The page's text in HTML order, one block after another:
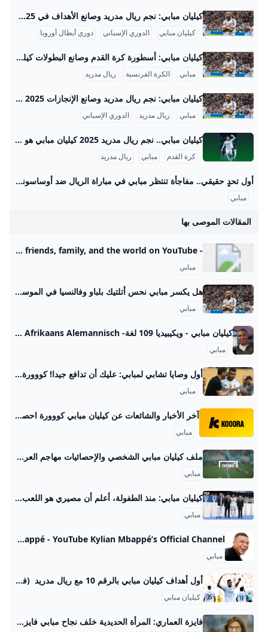
كيليان مبابي: نجم ريال مدريد وصانع الأهداف في 2025 كيليان مبابي هو أحد أبرز نجوم كرة القدم في العالم، ويعتبر من اللاعبين القلة الذين جمعوا بين المهارة الفائقة والإنجازات الكبيرة في مسيرة قصيرة تبلغ حوالي عقد من الزمن. بدأت مسيرة مبابي الاحترافية مع نادي موناكو الفرنسي حيث لفت الأنظار بموهبته الفريدة وسرعته العالية، ونجح مع الفريق في الفوز بلقب الدوري الفرنسي موسم 2016-2017، وكان ذلك بداية مشواره في الفوز بالألقاب الكبيرة. بعد انتقاله إلى نادي باريس سان جيرمان في 2017، أصبح حجر الزاوية في خط هجوم الفريق، حيث فاز معه بستة ألقاب في الدوري الفرنسي، بالإضافة إلى تحقيقه أربع كؤوس فرنسا، وخمس كؤوس السوبر الفرنسي، واثنين من كؤوس الدوري الفرنسي.
كيليان مبابي الدوري الإسباني دوري أبطال أوروبا
كيليان مبابي: أسطورة كرة القدم وصانع البطولات كيليان مبابي هو أحد أبرز نجوم كرة القدم في العصر الحالي، وقد حظي بمسيرة حافلة بالإنجازات الفردية والجماعية التي تميزه عن كثير من لاعبي جيله. ولد في باريس عام 1998، وبدأ مسيرته الاحترافية مع نادي موناكو الفرنسي حيث برز كواحد من أفضل المواهب الشابة في أوروبا، ثم انتقل إلى باريس سان جيرمان الذي كان محطة فارقة في مسيرته، ليواصل تألقه ويحقق مع النادي العديد من الألقاب المحلية والقارية. في يونيو 2024، انضم إلى ريال مدريد، بطل أوروبا، ليبدأ تحدياً جديداً في الليغا الإسبانية.
مبابي الكرة الفرنسية ريال مدريد
كيليان مبابي: نجم ريال مدريد وصانع الإنجازات 2025 كيليان مبابي هو نجم كرة قدم فرنسي يُعتبر من بين أبرز المواهب في العالم الحديث، وُلد في 20 ديسمبر 1998 في منطقة بوندي بضاحية باريس. ينحدر مبابي من عائلة رياضية؛ والده من الكاميرون ويعمل مدرب كرة قدم، ووالدته جزائرية تحمل خلفية رياضية أيضًا. بدأت موهبته في كرة القدم بالظهور منذ طفولته في نادي بوندي، ثم انتقل إلى أكاديمية كليرفونتين الشهيرة التي أخرجت العديد من نجوم كرة القدم. في بداية مسيرته، لم يلعب مع أقرانه في سنه، بل كان يتدرب ويلعب مع الأكبر منه لاعبين مما ساعده على تطور مهاراته بشكل متسارع.
مبابي ريال مدريد الدوري الإسباني
كيليان مبابي.. نجم ريال مدريد 2025 كيليان مبابي هو نجم كرة القدم الفرنسي ولاعب فريق ريال مدريد، وُلد في 20 ديسمبر 1998. يُعتبر مبابي من أبرز وأسرع اللاعبين في العالم، وحقق نجاحات كبيرة في مسيرته الكروية، حيث يُعرف بمهاراته الفائقة في المراوغة والتسديد والسرعة، وقد ساهم بشكل كبير في العديد من البطولات على المستوى الوطني والدولي. كما يُعتبر واحدًا من أصغر اللاعبين الذين سجلوا في نهائيات كأس العالم وحققوا لقب البطولة مع منتخب فرنسا. في عام 2025 تعرض مبابي لوعكة صحية حادة نتيجة إصابته بالتهاب المعدة والأمعاء الحاد، المعروف باسم التهاب المعدة (gastroenteritis)، مما أدى إلى دخوله المستشفى لفترة قصيرة.
كرة القدم مبابي ريال مدريد
أول تحدٍ حقيقي.. مفاجأة تنتظر مبابي في مباراة الريال ضد أوساسونا – جريدة مانشيت يبدأ النجم الفرنسي كيليان مبابي موسمه الثاني مع ريال مدريد بطموحات كبيرة وتحديات ضخمة، ساعياً لتحقيق الألقاب الكبرى التي غابت عن الفريق في عامه الأول. ويطمح اقرأ أيضًا:المواجهات الكبرى على الأبواب: موعد انطلاق الجولة السادسة من الدوري الممتاز بعد التوقف الدولي. البطولة النتيجة كأس السوبر الأوروبي فاز باللقب كأس الإنتركونتيننتال فاز باللقب الدوري الإسباني خسر اللقب كأس ملك إسبانيا خسر اللقب دوري أبطال أوروبا خسر اللقب كأس السوبر الإسباني خسر اللقب كأس العالم للأندية خسر اللقب إنجاز فردي لافت وأهداف حاسمة لنجم ريال مدريد على الرغم من تراجع نتائج الفريق الجماعية، تمكن كيليان مبابي من ترك بصمة فردية واضحة بفوزه بجائزة الحذاء الذهبي ولقب هداف الدوري الإسباني.
مبابي
المقالات الموصى بها
- YouTube Enjoy the videos and music you love, upload original content, and share it all with friends, family, and the world on YouTube.
مبابي
هل يكسر مبابي نحس أتلتيك بلباو وفالنسيا في الموسم الجديد؟! - الاتحاد للأخبار لم يتوج كيليان مبابي بلقب الدوري الإسباني في موسمه الأول مع النادي، لكنه نجح في حصد لقب هداف البطولة بفضل 31 هدفاً سجلها في 34 مباراة، وهذا الموسم، … هل يكسر مبابي نحس أتلتيك بلباو وفالنسيا في الموسم الجديد؟!
مبابي
كيليان مبابي - ويكيبيديا 109 لغة- Afrikaans Alemannisch الدارجة مصرى অসমীয়া Asturianu Azərbaycanca تۆرکجه Basa Bali Беларуская Беларуская (тар
مبابي
أول وصايا تشابي لمبابي: عليك أن تدافع جيدا! كووورة أرسل مدرب ريال مدريد، تشابي ألونسو، رسالة إلى كيليان مبابي، يوم الاثنين، عشية استقبال أوساسونا. 18 أغسطس 202510:41
مبابي
آخر الأخبار والشائعات عن كيليان مبابي كووورة احصل على آخر الأخبار والتحديثات وشائعات الانتقالات حول كيليان مبابي. ريال مدريد ريال مدريد ضد أوساسوناريال مدريد يفتتح الليجا بفوز صعب على أوساسونا00:0620 أغسطس 2025ريال مدريد ضد أوساسونا مبابي ملك “ركلات الجزاء” في الليجا23:5119 أغسطس 2025ريال مدريد ضد أوساسونا إحصائية مثيرة لريال مدريد تخص ركلات الجزاء23:4019 أغسطس 2025الدوري الإسباني جدول ترتيب هدافي الدوري الإسباني 2025-2026تعرف على هدافي الدوري الإسباني 2025-202623:1419 أغسطس 2025ريال مدريد ضد أوساسونا مبابي وفينيسيوس يقودان هجوم ريال مدريد أمام أوساسونا21:1019 أغسطس 2025مقالات وتقاريرحقبة ألونسو تبدأ.
مبابي
ملف كيليان مبابي الشخصي والإحصائيات مهاجم العربية Goal.com استكشف الملف الشخصي للاعب مهاجم كيليان مبابي على GOAL، بما في ذلك إحصائيات مسيرته المهنية، وإنجازاته، وأحدث الأخبار والمزيد. ريال مدريد
مبابي
كيليان مبابي: منذ الطفولة، أعلم أن مصيري هو اللعب لريال مدريد كشف مهاجم المنتخب الفرنسي كيليان مبابي يوم الثلاثاء 16 يوليو أنه واثق جدا من أنه سيلعب يوما ما لريال مدريد حتى يبدأ في تعلم اللغة الإسبانية في المدرسة. You must confirm your age to access this page. No, I am under 18Yes, I am 18+
مبابي
Kylian Mbappé - YouTube Kylian Mbappé’s Official Channel
مبابي
أول أهداف كيليان مبابي بالرقم 10 مع ريال مدريد (فيديو) إرم نيوز سجل النجم الفرنسي كيليان مبابي أول أهدافه بعد ارتداء القميص رقم 10 مع فريقه ريال مدريد الإسباني. 5 صور مثيرة من شهر عسل نجم ريال مدريد وصديقته ملعب مخصص للسيدات يستضيف مباريات “سداسي التتويج” بالدوري الليبي هل يشارك كريستيانو رونالدو ونجله في كأس العالم 2030؟ الأهلي المصري يحسم موقفه بشأن صفقة “كوكا” من نحنتواصل معناأعلن معناسياسة الخصوصيةشروط الإستخدام جميع الحقوق محفوظة © 2024 شركة إرم ميديا - Erem Media FZ LLC
كيليان مبابي
فايزة العماري: المرأة الحديدية خلف نجاح مبابي فايزة العماري، والدة لاعب كرة القدم الفرنسي كيليان مبابي، هي شخصية بارزة تجمع بين الرياضة والأعمال. وُلدت في بلدة بوندي الفرنسية عام 1974 لأبوين من أصول جزائرية، وتعد من أصول قبائلية شمال الجزائر، وقد لعبت كرة اليد كلاعبة محترفة مع نادي بوندي ومنتخب فرنسا في أواخر التسعينيات وأوائل الألفينات، حيث كانت تلعب في مركز الجناح الأيمن. هذا التاريخ الرياضي أتاح لها فهماً عميقاً لعالم الرياضة، مما مكنها من لاحقاً أن تصبح وكيلة أعمال نجلها، وتلعب دوراً محورياً في إدارة مسيرته الكروية، مثل التفاوض على تفاصيل انتقاله التاريخي من موناكو إلى باريس سان جيرمان وتجديد عقوده، وكذلك انتقاله إلى ناد إسباني.